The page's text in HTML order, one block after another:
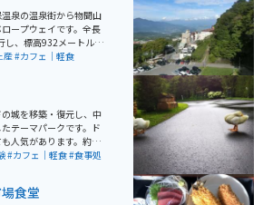
泉の温泉街から物聞山
ープウェイです。全長
し、標高932メートルの
を一望することができ
気の良い日には群馬の
産#カフェ｜軽食
城を移築・復元し、中
テーマパークです。ド
人気があります。約55
ンセス体験」と「謎解
#カフェ｜軽食#食事処
食堂